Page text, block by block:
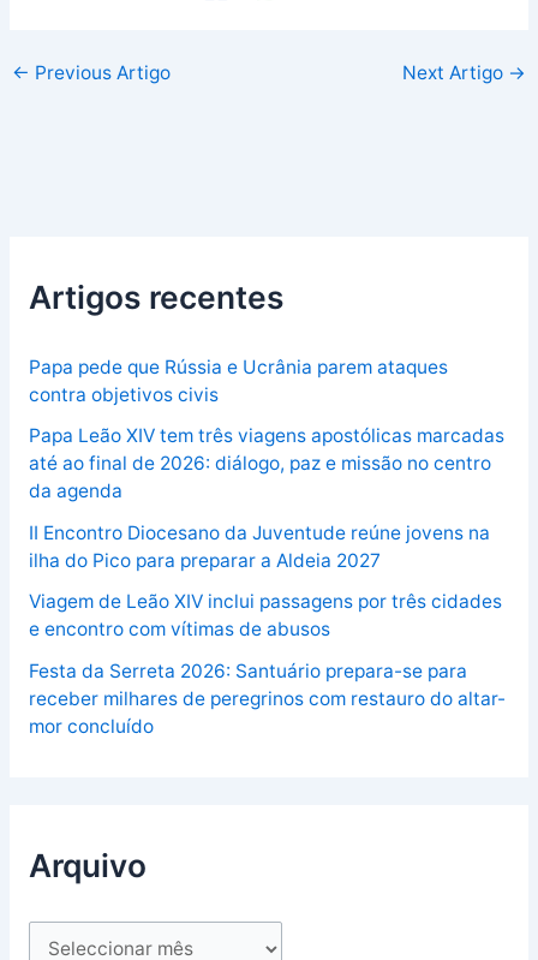
← Previous Artigo Next Artigo →
Artigos recentes
Papa pede que Rússia e Ucrânia parem ataques
contra objetivos civis
Papa Leão XIV tem três viagens apostólicas marcadas
até ao final de 2026: diálogo, paz e missão no centro
da agenda
II Encontro Diocesano da Juventude reúne jovens na
ilha do Pico para preparar a Aldeia 2027
Viagem de Leão XIV inclui passagens por três cidades
e encontro com vítimas de abusos
Festa da Serreta 2026: Santuário prepara-se para
receber milhares de peregrinos com restauro do altar-
mor concluído
Arquivo